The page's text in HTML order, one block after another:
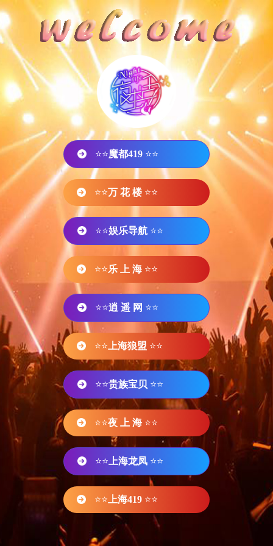
⭐⭐魔都419 ⭐⭐
⭐⭐万 花 楼 ⭐⭐
⭐⭐娱乐导航 ⭐⭐
⭐⭐乐 上 海 ⭐⭐
⭐⭐逍 遥 网 ⭐⭐
⭐⭐ 上海狼盟 ⭐⭐
⭐⭐贵族宝贝 ⭐⭐
⭐⭐夜 上 海 ⭐⭐
⭐⭐ 上海龙凤 ⭐⭐
⭐⭐ 上海419 ⭐⭐